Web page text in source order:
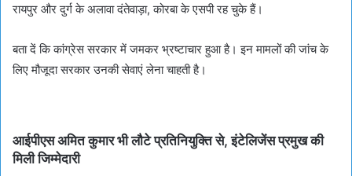
रायपुर और दुर्ग के अलावा दंतेवाड़ा, कोरबा के एसपी रह चुके हैं।
बता दें कि कांग्रेस सरकार में जमकर भ्रष्टाचार हुआ है। इन मामलों की जांच के
लिए मौजूदा सरकार उनकी सेवाएं लेना चाहती है।
आईपीएस अमित कुमार भी लौटे प्रतिनियुक्ति से, इंटेलिजेंस प्रमुख की
मिली जिम्मेदारी